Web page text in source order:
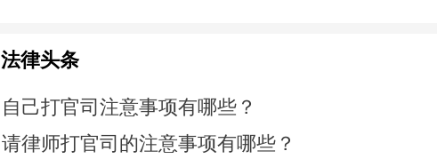
法律头条
自己打官司注意事项有哪些？
请律师打官司的注意事项有哪些？